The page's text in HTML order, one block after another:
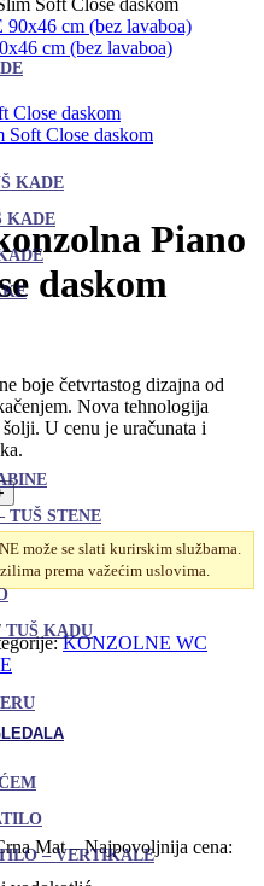
KADE
KADE
TUŠ STENE
TUŠ KADU
– VERTIKALE
Soft Close daskom
cm (bez lavaboa)
Close daskom
RSD.
Piano
daskom
RSD.
boje četvrtastog dizajna od
Nova tehnologija
U cenu je uračunata i
može se slati kurirskim službama.
prema važećim uslovima.
KONZOLNE WC
Mat – Najpovoljnija cena: